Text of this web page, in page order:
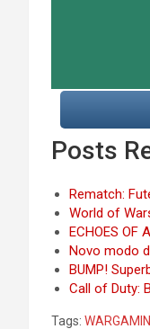
Posts
Rematch:
World of
ECHOES OF
Novo modo
BUMP!
Call of Duty:
Tags: